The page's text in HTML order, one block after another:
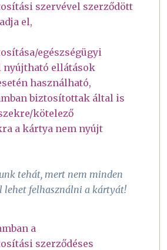
szervével szerződött
el,
egészségügyi
nyújtható ellátások
használható,
biztosítottak által is
kötelező
a kártya nem nyújt
tehát, mert nem minden
lehet felhasználni a kártyát!
a
szerződéses